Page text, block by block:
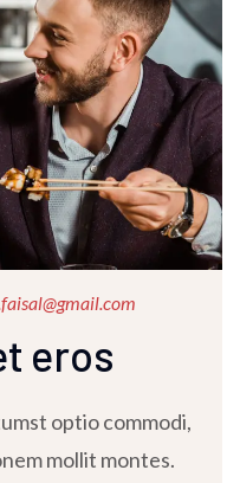
eros
optio commodi,
mollit montes.